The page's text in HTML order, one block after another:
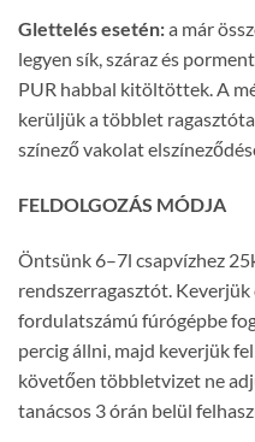
Glettelés esetén:a már
legyen sík, száraz és
PUR habbal kitöltöttek. A
kerüljük a többlet
színező vakolat
FELDOLGOZÁS MÓDJA
Öntsünk 6–7l csapvízhez
rendszerragasztót.
fordulatszámú fúrógépbe
percig állni, majd keverjük
követően többletvizet ne
tanácsos 3 órán belül